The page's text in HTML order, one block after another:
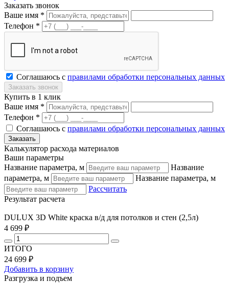
Заказать звонок
Ваше имя *
Телефон *
Соглашаюсь с правилами обработки персональных данных
Купить в 1 клик
Ваше имя *
Телефон *
Соглашаюсь с правилами обработки персональных данных
Калькулятор расхода материалов
Ваши параметры
Название параметра, м
Название
параметра, м
Название параметра, м
Рассчитать
Результат расчета
DULUX 3D White краска в/д для потолков и стен (2,5л)
4 699 ₽
ИТОГО
24 699 ₽
Добавить в корзину
Разгрузка и подъем